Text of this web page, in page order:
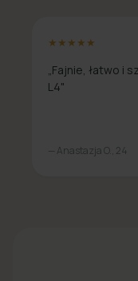
★★★★★
„Fajnie, łatwo i
L4"
— Anastazja O., 24